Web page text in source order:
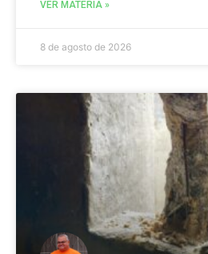
VER MATÉRIA »
8 de agosto de 2026